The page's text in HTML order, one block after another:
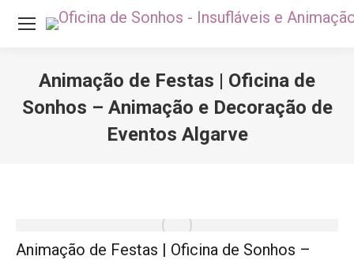
Animação de Festas | Oficina de
Sonhos – Animação e Decoração de
Eventos Algarve
Animação de Festas | Oficina de Sonhos –